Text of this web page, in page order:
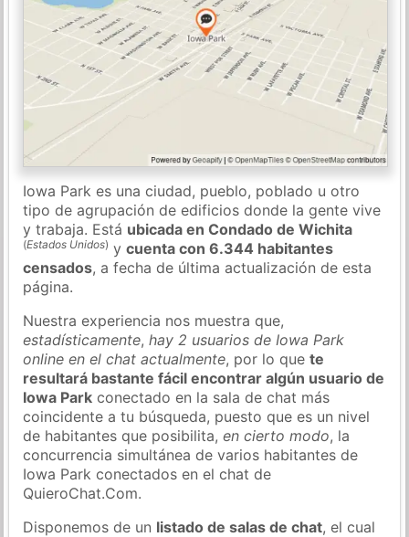
Iowa Park es una ciudad, pueblo, poblado u otro
tipo de agrupación de edificios donde la gente vive
y trabaja. Está ubicada en Condado de Wichita
(Estados Unidos) ycuenta con 6.344 habitantes
censados, a fecha de última actualización de esta
página.
Nuestra experiencia nos muestra que,
estadísticamente,hay 2 usuarios de Iowa Park
online en el chat actualmente, por lo quete
resultará bastante fácil encontrar algún usuario de
Iowa Park conectado en la sala de chat más
coincidente a tu búsqueda, puesto que es un nivel
de habitantes que posibilita,en cierto modo, la
concurrencia simultánea de varios habitantes de
Iowa Park conectados en el chat de
QuieroChat.Com.
Disponemos de un listado de salas de chat, el cual